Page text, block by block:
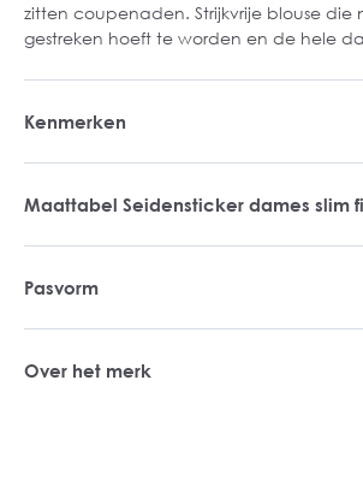
zitten coupenaden. Strijkvrije blouse die
gestreken hoeft te worden en de hele
Kenmerken
Maattabel Seidensticker dames slim
Pasvorm
Over het merk